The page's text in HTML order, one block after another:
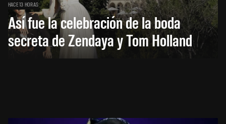
HACE 13 HORAS
Así fue la celebración de la boda
secreta de Zendaya y Tom Holland